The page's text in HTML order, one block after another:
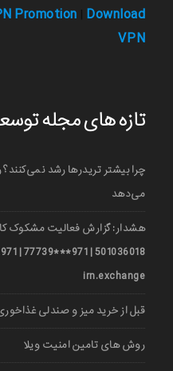
Promotion Download
VPN
تازه های مجله
می‌دهد
هشدار: گزارش فعالیت مشکوک
irn.exchange
قبل از خرید میز و صندلی
روش های تامین امنیت ویلا